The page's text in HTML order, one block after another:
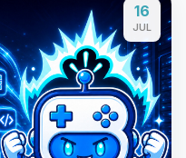
16
JUL
tu pequeno
Cuentame
mis
ayudarte.